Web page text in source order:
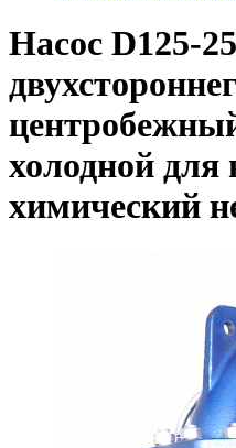
Насос D125-
холодной для
химический